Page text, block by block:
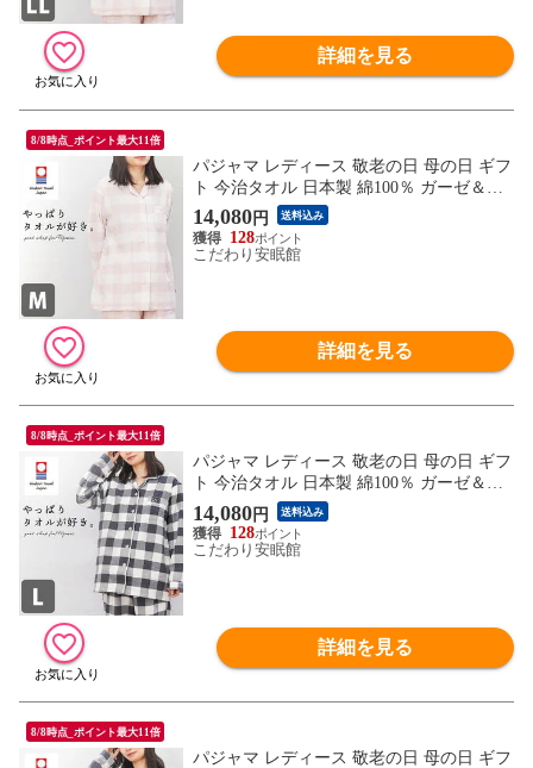
詳細を見る
8/8時点_ポイント最大11倍
パジャマ レディース 敬老の日 母の日 ギフ
ト 今治タオル 日本製 綿100％ ガーゼ＆パ
イル 長袖 長ズボン ルームウエア 婦人パジ
ャマ（160A(M)/大格子柄ピンク）【A-Z380
M32213PI】
14,080円 送料込み
128
こだわり安眠館
詳細を見る
8/8時点_ポイント最大11倍
パジャマ レディース 敬老の日 母の日 ギフ
ト 今治タオル 日本製 綿100％ ガーゼ＆パ
イル 長袖 長ズボン ルームウエア 婦人パジ
ャマ（170A(L)/大格子柄ネイビー）【A-Z3
80L32213NB】
14,080円 送料込み
128
こだわり安眠館
詳細を見る
8/8時点_ポイント最大11倍
パジャマ レディース 敬老の日 母の日 ギフ